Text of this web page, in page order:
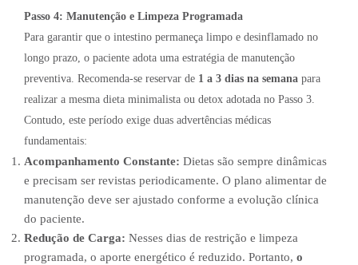
Passo 4: Manutenção e Limpeza Programada
Para garantir que o intestino permaneça limpo e desinflamado no
longo prazo, o paciente adota uma estratégia de manutenção
preventiva. Recomenda-se reservar de 1 a 3 dias na semana para
realizar a mesma dieta minimalista ou detox adotada no Passo 3.
Contudo, este período exige duas advertências médicas
fundamentais:
Acompanhamento Constante: Dietas são sempre dinâmicas
e precisam ser revistas periodicamente. O plano alimentar de
manutenção deve ser ajustado conforme a evolução clínica
do paciente.
Redução de Carga: Nesses dias de restrição e limpeza
programada, o aporte energético é reduzido. Portanto, o